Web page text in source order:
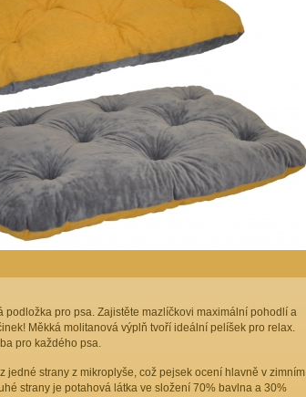
podložka pro psa. Zajistěte mazlíčkovi maximální pohodlí a
Měkká molitanová výplň tvoří ideální pelíšek pro relax.
pro každého psa.
jedné strany z mikroplyše, což pejsek ocení hlavně v zimním
strany je potahová látka ve složení 70% bavlna a 30%